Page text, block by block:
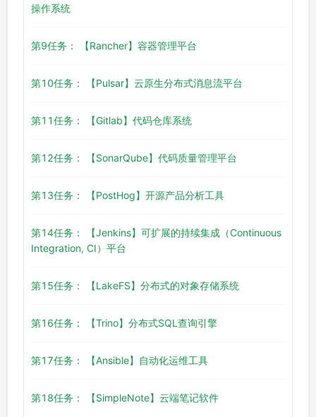
操作系统
第9任务： 【Rancher】容器管理平台
第10任务： 【Pulsar】云原生分布式消息流平台
第11任务： 【Gitlab】代码仓库系统
第12任务： 【SonarQube】代码质量管理平台
第13任务： 【PostHog】开源产品分析工具
第14任务： 【Jenkins】可扩展的持续集成（Continuous
Integration, CI）平台
第15任务： 【LakeFS】分布式的对象存储系统
第16任务： 【Trino】分布式SQL查询引擎
第17任务： 【Ansible】自动化运维工具
第18任务： 【SimpleNote】云端笔记软件